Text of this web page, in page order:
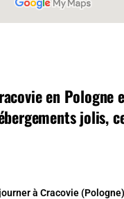
en Pologne
jolis,
à Cracovie